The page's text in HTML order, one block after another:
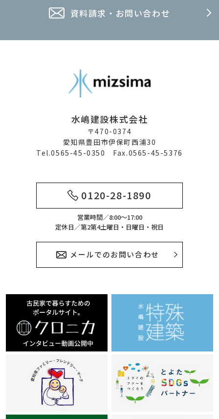
資料請求・お問い合わせ
水嶋建設株式会社
〒470-0374
愛知県豊田市伊保町西浦30
Tel.0565-45-0350 Fax.0565-45-5376
0120-28-1890
営業時間／8:00～17:00
定休日／第2第4土曜日・日曜日・祝日
メールでのお問い合わせ